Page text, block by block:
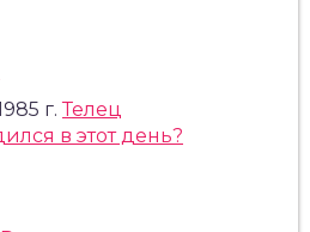
г.Телец
в этот день?